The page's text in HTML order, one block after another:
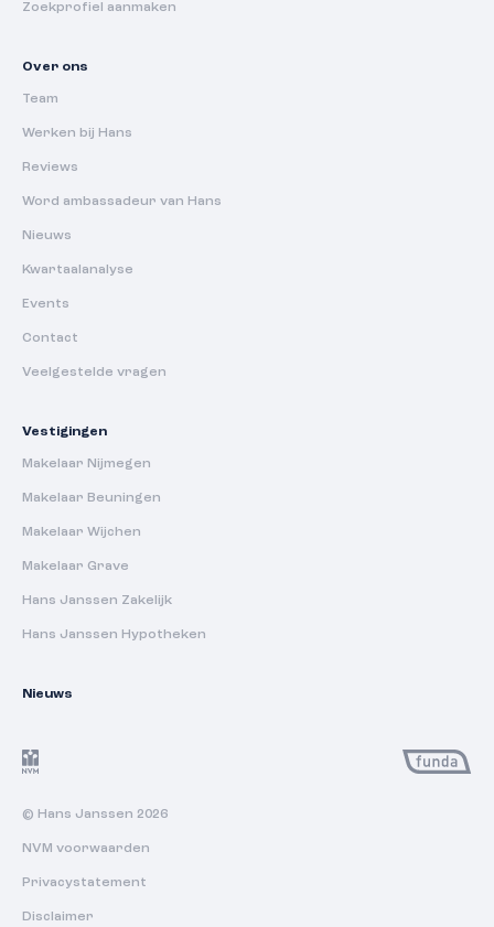
Zoekprofiel aanmaken
Over ons
Team
Werken bij Hans
Reviews
Word ambassadeur van Hans
Nieuws
Kwartaalanalyse
Events
Contact
Veelgestelde vragen
Vestigingen
Makelaar Nijmegen
Makelaar Beuningen
Makelaar Wijchen
Makelaar Grave
Hans Janssen Zakelijk
Hans Janssen Hypotheken
Nieuws
© Hans Janssen 2026
NVM voorwaarden
Privacystatement
Disclaimer